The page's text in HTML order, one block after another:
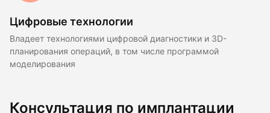
Цифровые технологии
Владеет технологиями цифровой диагностики и 3D-
планирования операций, в том числе программой
моделирования
Консультация по имплантации